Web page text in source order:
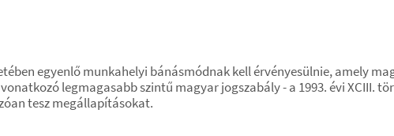
egyenlő munkahelyi bánásmódnak kell érvényesülnie, amely
legmagasabb szintű magyar jogszabály - a 1993. évi XCIII.
tesz megállapításokat.